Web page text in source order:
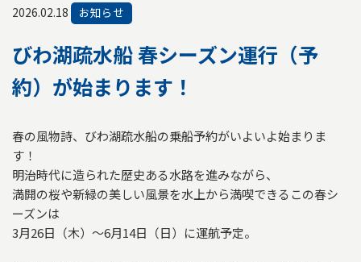
2026.02.18 お知らせ
びわ湖疏水船 春シーズン運行（予
約）が始まります！
春の風物詩、びわ湖疏水船の乗船予約がいよいよ始まりま
す！
明治時代に造られた歴史ある水路を進みながら、
満開の桜や新緑の美しい風景を水上から満喫できるこの春シ
ーズンは
3月26日（木）〜6月14日（日）に運航予定。